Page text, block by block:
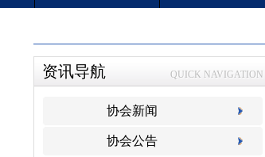
资讯导航 QUICK NAVIGATION
协会新闻
协会公告